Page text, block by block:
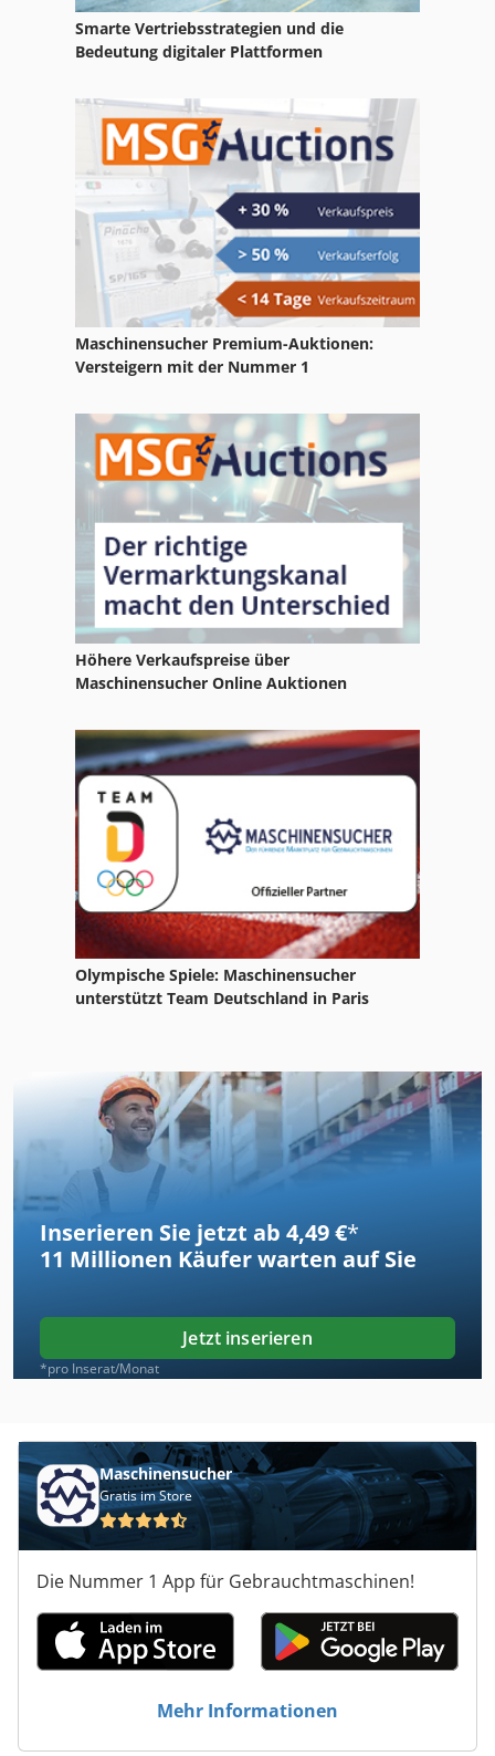
Smarte Vertriebsstrategien und die
Bedeutung digitaler Plattformen
Maschinensucher Premium-Auktionen:
Versteigern mit der Nummer 1
Höhere Verkaufspreise über
Maschinensucher Online Auktionen
Olympische Spiele: Maschinensucher
unterstützt Team Deutschland in Paris
Inserieren Sie jetzt ab 4,49 €*
11 Millionen Käufer warten auf Sie
Jetzt inserieren
*pro Inserat/Monat
Maschinensucher
Gratis im Store
Die Nummer 1 App für Gebrauchtmaschinen!
Mehr Informationen